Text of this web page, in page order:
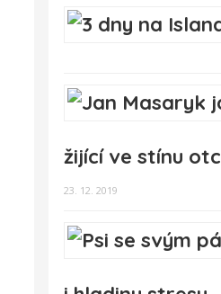
žijící ve stínu
23. 12. 2019